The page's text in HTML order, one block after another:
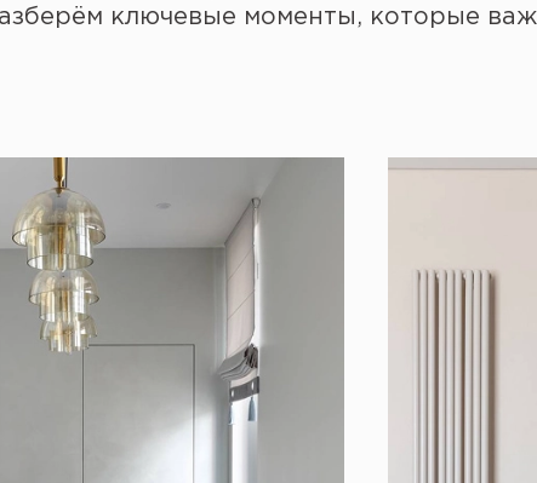
ключевые моменты, которые